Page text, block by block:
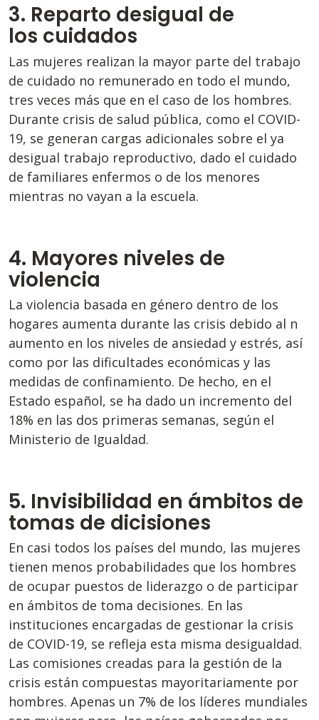
3. Reparto desigual de
los cuidados
Las mujeres realizan la mayor parte del trabajo
de cuidado no remunerado en todo el mundo,
tres veces más que en el caso de los hombres.
Durante crisis de salud pública, como el COVID-
19, se generan cargas adicionales sobre el ya
desigual trabajo reproductivo, dado el cuidado
de familiares enfermos o de los menores
mientras no vayan a la escuela.
4. Mayores niveles de
violencia
La violencia basada en género dentro de los
hogares aumenta durante las crisis debido al n
aumento en los niveles de ansiedad y estrés, así
como por las dificultades económicas y las
medidas de confinamiento. De hecho, en el
Estado español, se ha dado un incremento del
18% en las dos primeras semanas, según el
Ministerio de Igualdad.
5. Invisibilidad en ámbitos de
tomas de dicisiones
En casi todos los países del mundo, las mujeres
tienen menos probabilidades que los hombres
de ocupar puestos de liderazgo o de participar
en ámbitos de toma decisiones. En las
instituciones encargadas de gestionar la crisis
de COVID-19, se refleja esta misma desigualdad.
Las comisiones creadas para la gestión de la
crisis están compuestas mayoritariamente por
hombres. Apenas un 7% de los líderes mundiales